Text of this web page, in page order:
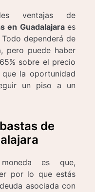
ventajas de
en Guadalajara es
dependerá de
pero puede haber
sobre el precio
la oportunidad
un piso a un
de
es que,
por lo que estás
asociada con